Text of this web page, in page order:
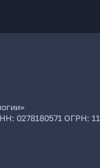
0278180571 ОГРН: